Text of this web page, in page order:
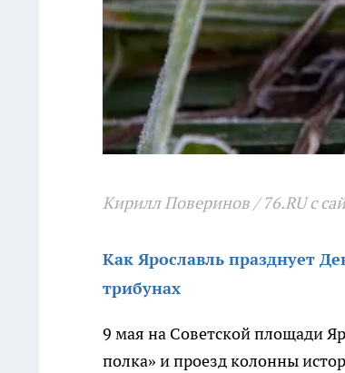
Кирилл Поверинов / 76.RU с
Как Ярославль празднует
трибунах
9 мая на Советской площади
полка» и проезд колонны